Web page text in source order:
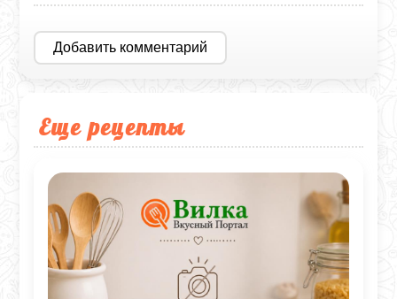
Добавить комментарий
Еще рецепты